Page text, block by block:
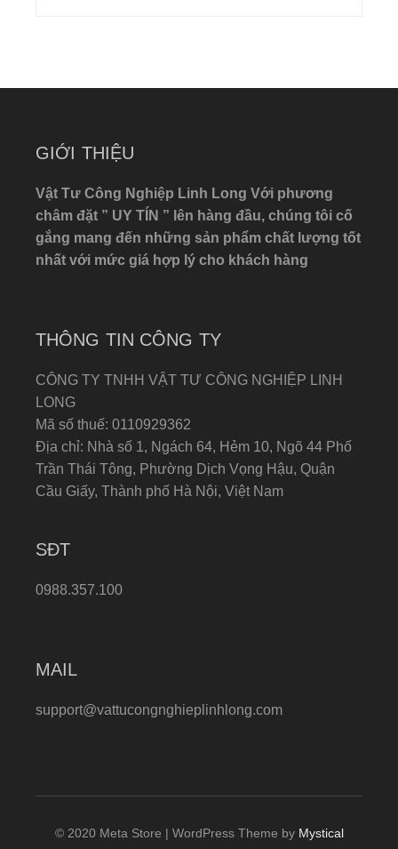
GIỚI THIỆU
Vật Tư Công Nghiệp Linh Long Với phương
châm đặt ” UY TÍN ” lên hàng đầu, chúng tôi cố
gắng mang đến những sản phẩm chất lượng tốt
nhất với mức giá hợp lý cho khách hàng
THÔNG TIN CÔNG TY
CÔNG TY TNHH VẬT TƯ CÔNG NGHIỆP LINH
LONG
Mã số thuế: 0110929362
Địa chỉ: Nhà số 1, Ngách 64, Hẻm 10, Ngõ 44 Phố
Trần Thái Tông, Phường Dịch Vọng Hậu, Quận
Cầu Giấy, Thành phố Hà Nội, Việt Nam
SĐT
0988.357.100
MAIL
support@vattucongnghieplinhlong.com
© 2020 Meta Store | WordPress Theme by Mystical